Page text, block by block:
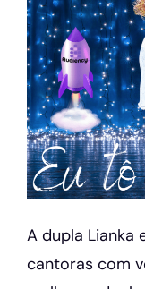
A dupla Lianka
cantoras com